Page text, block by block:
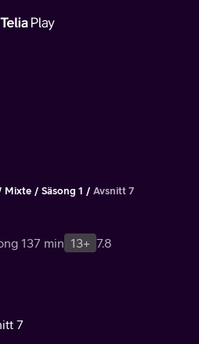
Mixte Säsong 1 Avsnitt 7
137 min 13+ 7.8
7